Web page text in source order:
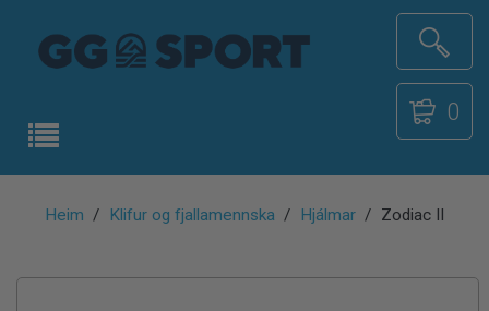
0
Heim Klifur og fjallamennska Hjálmar Zodiac II